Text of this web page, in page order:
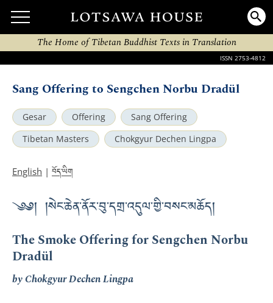
The Home of Tibetan Buddhist Texts in Translation
ISSN 2753-4812
Sang Offering to Sengchen Norbu Dradül
Gesar Offering
Sang Offering
Tibetan Masters
Chokgyur Dechen Lingpa
English | བོད་ཡིག
༄༅། །སེང་ཆེན་ནོར་བུ་དགྲ་འདུལ་གྱི་བསང་མཆོད།
The Smoke Offering for Sengchen Norbu
Dradül
by Chokgyur Dechen Lingpa